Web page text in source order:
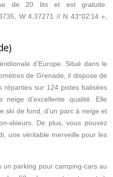
de 20 lits et est gratuite.
W 4.37271 // N 43°02’14 »,
d’Europe. Situé dans le
de Grenade, il dispose de
réparties sur 124 pistes balisées
d’excellente qualité. Elle
ski de fond, d’un parc à neige et
skieurs. De plus, vous pouvez
une véritable merveille pour les
un parking pour camping-cars au